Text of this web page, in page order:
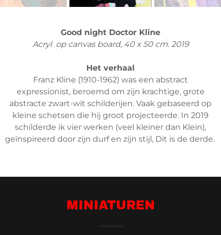
Good night Doctor Kline
Acryl op canvas board, 40 x 50 cm. 2019
Het verhaal
Franz Kline (1910-1962) was een abstract
expressionist, beroemd om zijn krachtige, grote
abstracte zwart-wit schilderijen. Vaak gebaseerd op
kleine schetsen die hij groot projecteerde. In 2019
schilderde ik vier werken (veel kleiner dan Klein),
geïnspireerd door zijn durf en zijn stijl, Dit is de derde.
MINIATUREN